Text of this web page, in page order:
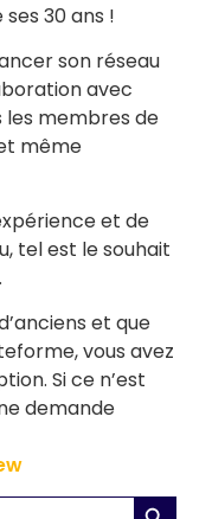
ses 30 ans !
son réseau
avec
les membres de
même
et de
tel est le souhait
et que
vous avez
Si ce n’est
demande
Search